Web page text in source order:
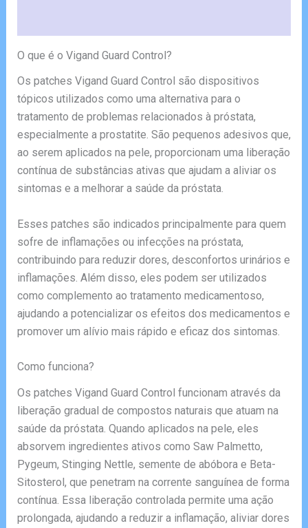
O que é o Vigand Guard Control?
Os patches Vigand Guard Control são dispositivos
tópicos utilizados como uma alternativa para o
tratamento de problemas relacionados à próstata,
especialmente a prostatite. São pequenos adesivos que,
ao serem aplicados na pele, proporcionam uma liberação
contínua de substâncias ativas que ajudam a aliviar os
sintomas e a melhorar a saúde da próstata.
Esses patches são indicados principalmente para quem
sofre de inflamações ou infecções na próstata,
contribuindo para reduzir dores, desconfortos urinários e
inflamações. Além disso, eles podem ser utilizados
como complemento ao tratamento medicamentoso,
ajudando a potencializar os efeitos dos medicamentos e
promover um alívio mais rápido e eficaz dos sintomas.
Como funciona?
Os patches Vigand Guard Control funcionam através da
liberação gradual de compostos naturais que atuam na
saúde da próstata. Quando aplicados na pele, eles
absorvem ingredientes ativos como Saw Palmetto,
Pygeum, Stinging Nettle, semente de abóbora e Beta-
Sitosterol, que penetram na corrente sanguínea de forma
contínua. Essa liberação controlada permite uma ação
prolongada, ajudando a reduzir a inflamação, aliviar dores